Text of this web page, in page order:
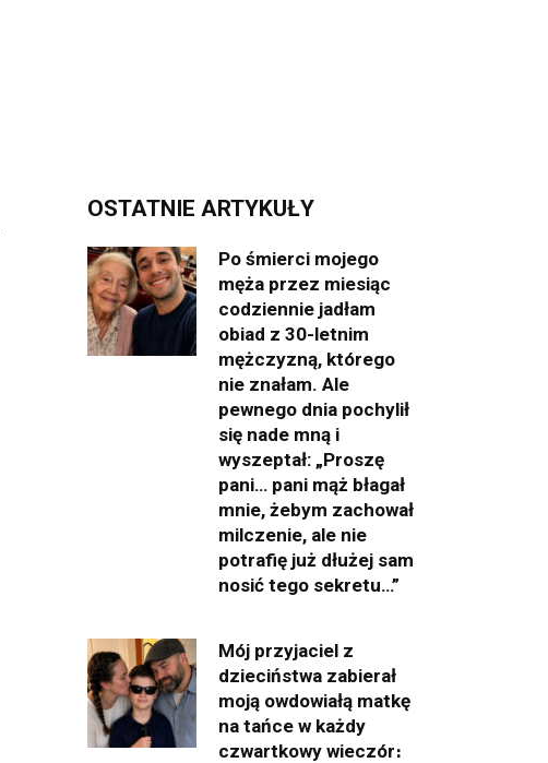
OSTATNIE ARTYKUŁY
Po śmierci mojego
męża przez miesiąc
codziennie jadłam
obiad z 30-letnim
mężczyzną, którego
nie znałam. Ale
pewnego dnia pochylił
się nade mną i
wyszeptał: „Proszę
pani… pani mąż błagał
mnie, żebym zachował
milczenie, ale nie
potrafię już dłużej sam
nosić tego sekretu…”
Mój przyjaciel z
dzieciństwa zabierał
moją owdowiałą matkę
na tańce w każdy
czwartkowy wieczór։